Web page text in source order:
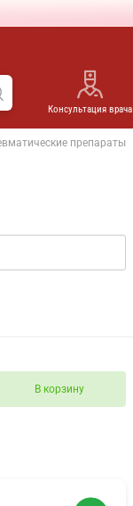
Консультация врача
препараты
В корзину